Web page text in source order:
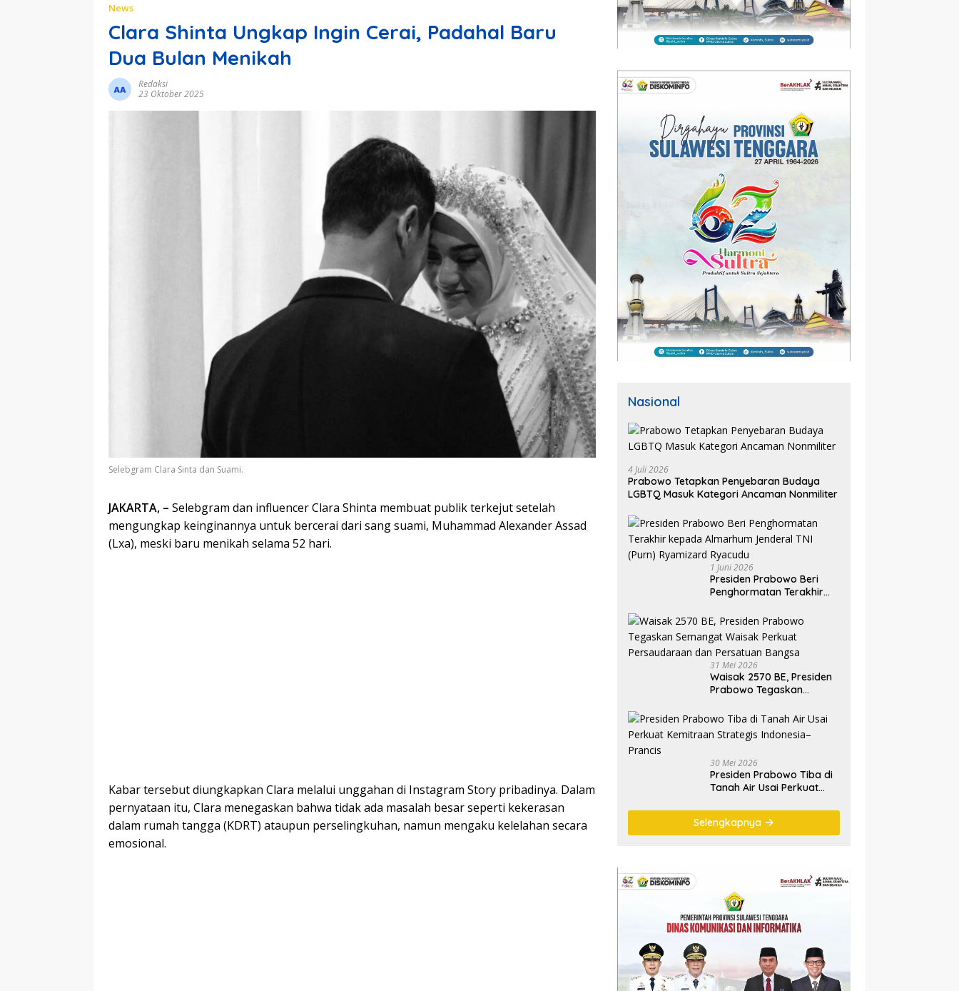
News
Clara Shinta Ungkap Ingin Cerai, Padahal Baru
Dua Bulan Menikah
Redaksi
23 Oktober 2025
Selebgram Clara Sinta dan Suami.
JAKARTA, – Selebgram dan influencer Clara Shinta membuat publik terkejut setelah
mengungkap keinginannya untuk bercerai dari sang suami, Muhammad Alexander Assad
(Lxa), meski baru menikah selama 52 hari.
Kabar tersebut diungkapkan Clara melalui unggahan di Instagram Story pribadinya. Dalam
pernyataan itu, Clara menegaskan bahwa tidak ada masalah besar seperti kekerasan
dalam rumah tangga (KDRT) ataupun perselingkuhan, namun mengaku kelelahan secara
emosional.
Nasional
4 Juli 2026
Prabowo Tetapkan Penyebaran Budaya
LGBTQ Masuk Kategori Ancaman Nonmiliter
1 Juni 2026
Presiden Prabowo Beri
Penghormatan Terakhir
Jenderal TNI (Purn)
Ryamizard Ryacudu
31 Mei 2026
Waisak 2570 BE, Presiden
Prabowo Tegaskan
Persaudaraan dan
Persatuan Bangsa
30 Mei 2026
Presiden Prabowo Tiba di
Tanah Air Usai Perkuat
Indonesia–Prancis
Selengkapnya